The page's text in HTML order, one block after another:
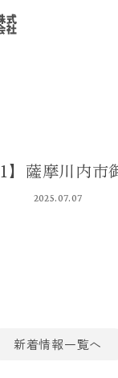
】薩摩川内市
2025.07.07
新着情報一覧へ